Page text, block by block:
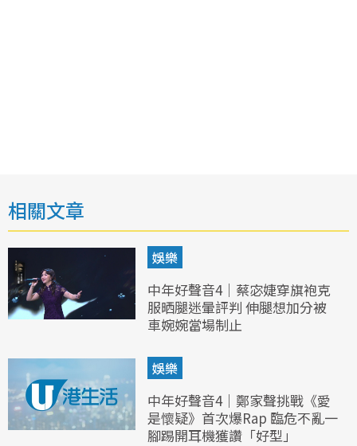
相關文章
娛樂
中年好聲音4｜蔡宓婕穿旗袍克
服晒腿迷暈評判 伸腿想加分被
車婉婉當場制止
娛樂
中年好聲音4｜鄭家聲挑戰《愛
是懷疑》首次爆Rap 臨危不亂一
腳踢開耳機獲讚「好型」